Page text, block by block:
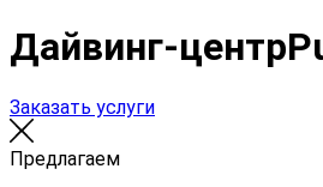
Дайвинг-центр
Заказать услуги
Предлагаем